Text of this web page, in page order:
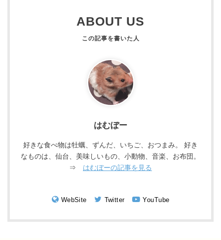
ABOUT US
はむぼー
好きな食べ物は牡蠣、ずんだ、いちご、おつまみ。 好き
なものは、仙台、美味しいもの、小動物、音楽、お布団。
⇒ はむぼーの記事を見る
WebSite Twitter YouTube